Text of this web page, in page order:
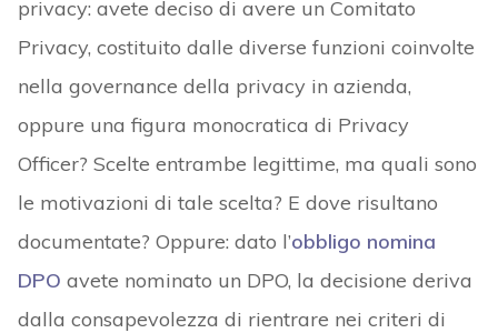
privacy: avete deciso di avere un Comitato
Privacy, costituito dalle diverse funzioni coinvolte
nella governance della privacy in azienda,
oppure una figura monocratica di Privacy
Officer? Scelte entrambe legittime, ma quali sono
le motivazioni di tale scelta? E dove risultano
documentate? Oppure: dato l’obbligo nomina
DPO avete nominato un DPO, la decisione deriva
dalla consapevolezza di rientrare nei criteri di